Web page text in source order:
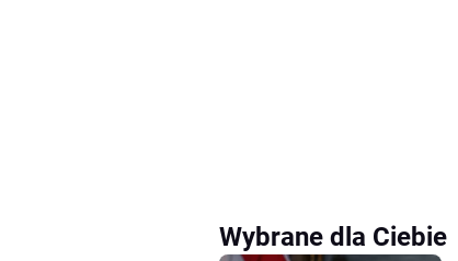
Wybrane dla Ciebie